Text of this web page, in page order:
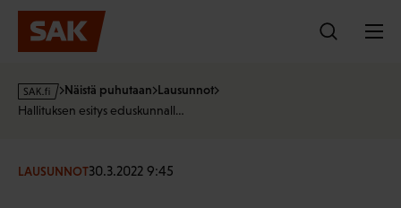
Hyppää
sisältöön
s
a
f
Näistä puhutaan Lausunnot
Hallituksen esitys eduskunnall…
LAUSUNNOT30.3.2022 9:45